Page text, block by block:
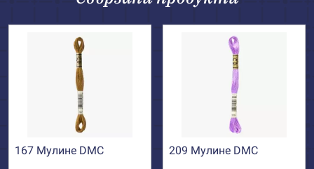
167 Мулине DMC 209 Мулине DMC